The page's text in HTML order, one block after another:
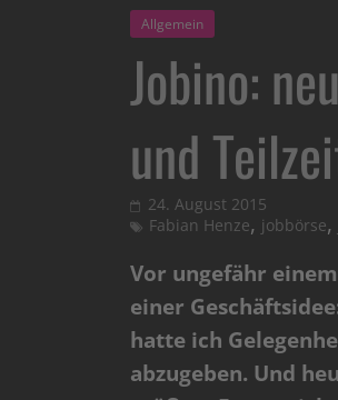
Allgemein
Jobino:
und
24. August 2015
Fabian Henze, jobbörse,
Vor ungefähr
einer
hatte ich
abzugeben. Und